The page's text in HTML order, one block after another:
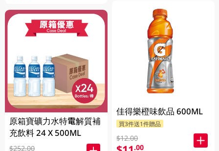
原箱寶礦力水特電解質補
充飲料 24 X 500ML
$252.00
佳得樂橙味飲品 600ML
買3件送1件贈品
$12.00
.00